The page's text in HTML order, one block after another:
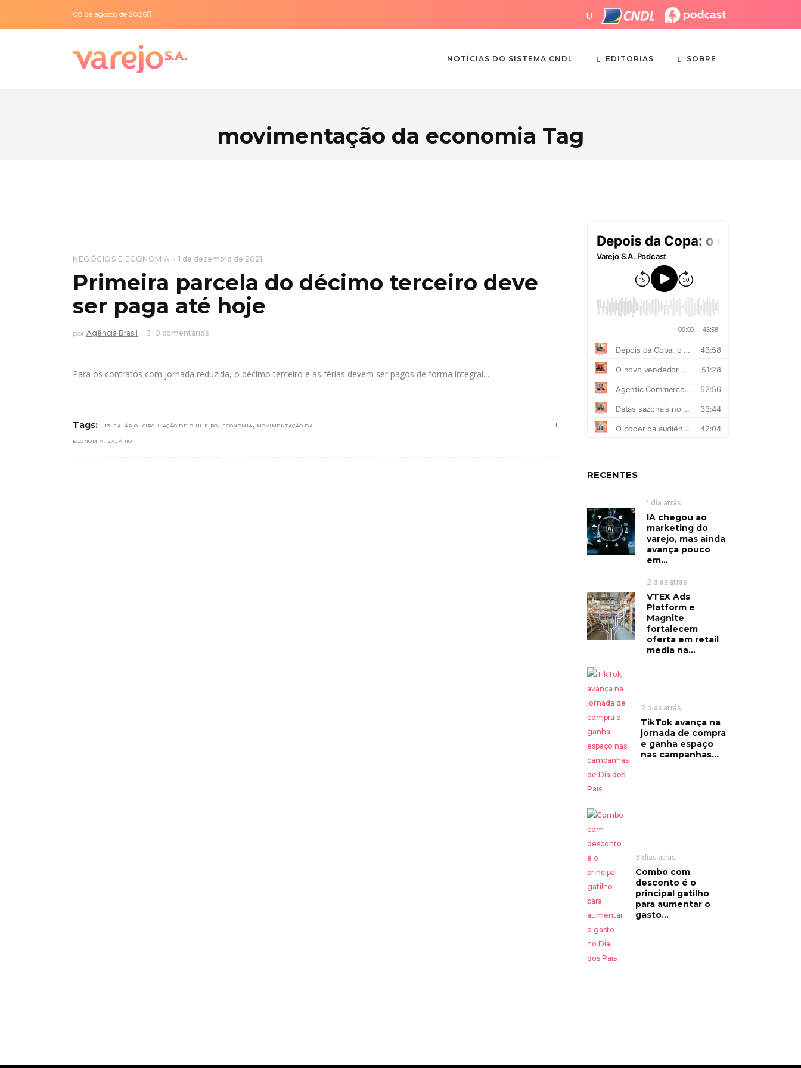
08 de agosto de 2026
NOTÍCIAS DO SISTEMA CNDL EDITORIAS SOBRE
movimentação da economia Tag
NEGÓCIOS E ECONOMIA 1 de dezembro de 2021
Primeira parcela do décimo terceiro deve
ser paga até hoje
por Agência Brasil 0 comentários
Para os contratos com jornada reduzida, o décimo terceiro e as férias devem ser pagos de forma integral.
Tags: 13º SALÁRIO , CIRCULAÇÃO DE DINHEIRO , ECONOMIA , MOVIMENTAÇÃO DA
ECONOMIA, SALÁRIO
RECENTES
1 dia atrás
IA chegou ao
marketing do
varejo, mas ainda
avança pouco
em...
2 dias atrás
VTEX Ads
Platform e
Magnite
fortalecem
oferta em retail
media na...
2 dias atrás
TikTok avança na
jornada de compra
e ganha espaço
nas campanhas...
3 dias atrás
Combo com
desconto é o
principal gatilho
para aumentar o
gasto...